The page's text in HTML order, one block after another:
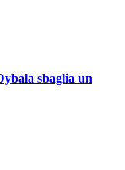
sbaglia un